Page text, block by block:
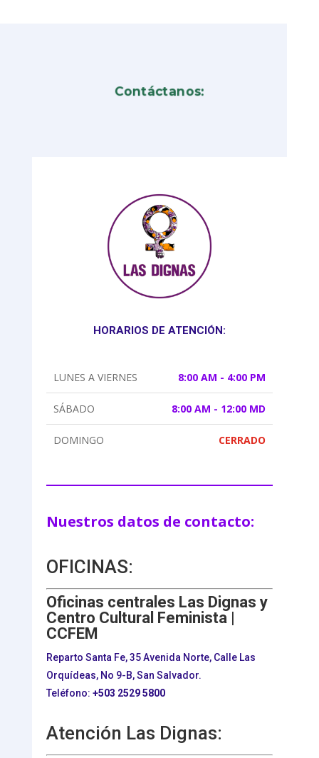
Contáctanos:
HORARIOS DE ATENCIÓN:
LUNES A VIERNES 8:00 AM - 4:00 PM
SÁBADO 8:00 AM - 12:00 MD
DOMINGO CERRADO
Nuestros datos de contacto:
OFICINAS:
Oficinas centrales Las Dignas y
Centro Cultural Feminista |
CCFEM
Reparto Santa Fe, 35 Avenida Norte, Calle Las
Orquídeas, No 9-B, San Salvador.
Teléfono: +503 2529 5800
Atención Las Dignas: